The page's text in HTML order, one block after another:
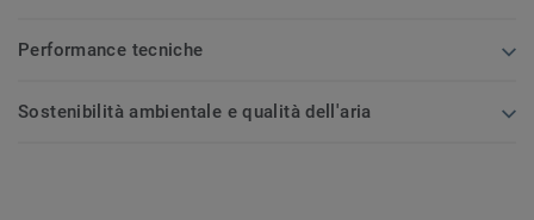
Performance tecniche
Sostenibilità ambientale e qualità dell'aria